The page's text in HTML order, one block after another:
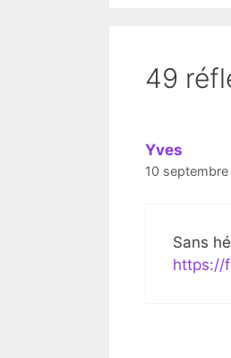
49
Yves
10
Sans
https://